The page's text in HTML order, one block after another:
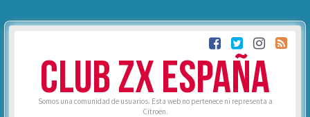
CLUB ZX ESPAÑA
Somos una comunidad de usuarios. Esta web no pertenece ni representa a
Citroën.